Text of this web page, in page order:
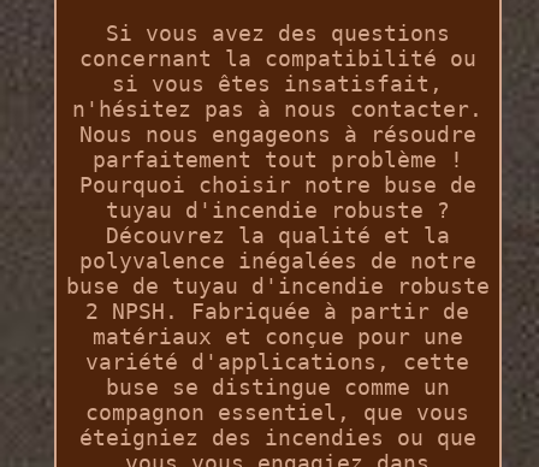
Si vous avez des questions
concernant la compatibilité ou
si vous êtes insatisfait,
n'hésitez pas à nous contacter.
Nous nous engageons à résoudre
parfaitement tout problème !
Pourquoi choisir notre buse de
tuyau d'incendie robuste ?
Découvrez la qualité et la
polyvalence inégalées de notre
buse de tuyau d'incendie robuste
2 NPSH. Fabriquée à partir de
matériaux et conçue pour une
variété d'applications, cette
buse se distingue comme un
compagnon essentiel, que vous
éteigniez des incendies ou que